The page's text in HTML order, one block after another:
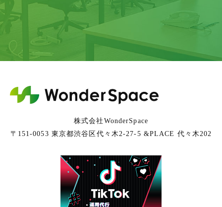
株式会社WonderSpace
〒151-0053 東京都渋谷区代々木2-27-5 &PLACE 代々木202